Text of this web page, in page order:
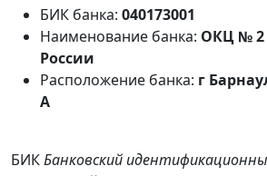
БИК банка: 040173001
Наименование банка: ОКЦ № 2
России
Расположение банка: г
А
БИКБанковский